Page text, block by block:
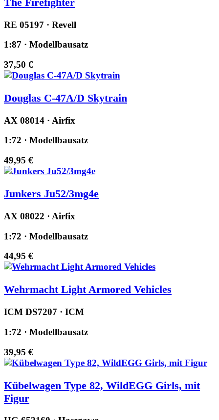
RE 05197 · Revell
1:87 · Modellbausatz
37,50 €
Douglas C-47A/D Skytrain
AX 08014 · Airfix
1:72 · Modellbausatz
49,95 €
Junkers Ju52/3mg4e
AX 08022 · Airfix
1:72 · Modellbausatz
44,95 €
Wehrmacht Light Armored Vehicles
ICM DS7207 · ICM
1:72 · Modellbausatz
39,95 €
Kübelwagen Type 82, WildEGG Girls, mit
Figur